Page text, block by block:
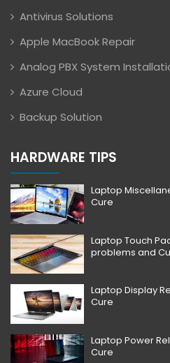
Antivirus Solutions
Apple MacBook Repair
Analog PBX System
Azure Cloud
Backup Solution
HARDWARE TIPS
Laptop
Cure
Laptop Touch
problems and
Laptop Display
Cure
Laptop Power
Cure